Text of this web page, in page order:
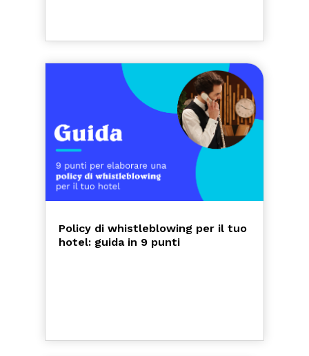
Policy di whistleblowing per il tuo
hotel: guida in 9 punti